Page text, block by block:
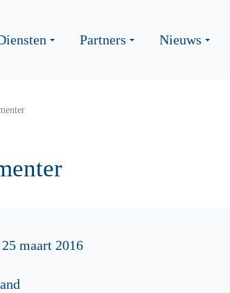
Partners Nieuws
maart 2016